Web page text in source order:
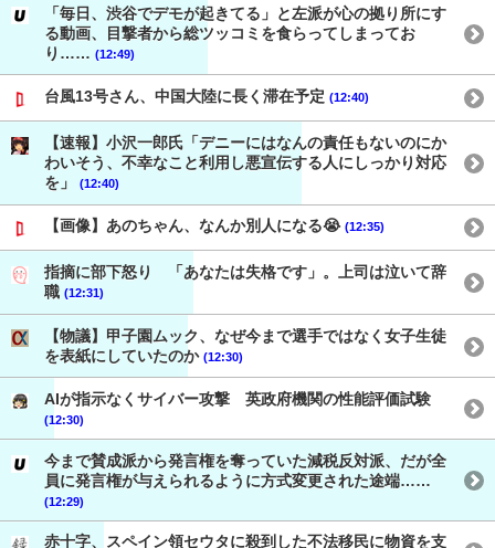
「毎日、渋谷でデモが起きてる」と左派が心の拠り所にす
る動画、目撃者から総ツッコミを食らってしまってお
り…… (12:49)
台風13号さん、中国大陸に長く滞在予定 (12:40)
【速報】小沢一郎氏「デニーにはなんの責任もないのにか
わいそう、不幸なこと利用し悪宣伝する人にしっかり対応
を」
(12:40)
【画像】あのちゃん、なんか別人になる😭 (12:35)
指摘に部下怒り 「あなたは失格です」。上司は泣いて辞
職 (12:31)
【物議】甲子園ムック、なぜ今まで選手ではなく女子生徒
を表紙にしていたのか (12:30)
AIが指示なくサイバー攻撃 英政府機関の性能評価試験
(12:30)
今まで賛成派から発言権を奪っていた減税反対派、だが全
員に発言権が与えられるように方式変更された途端……
(12:29)
赤十字、スペイン領セウタに殺到した不法移民に物資を支